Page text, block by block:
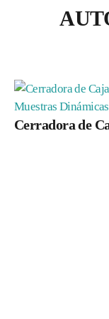
Muestras Dinámicas
Cerradora de